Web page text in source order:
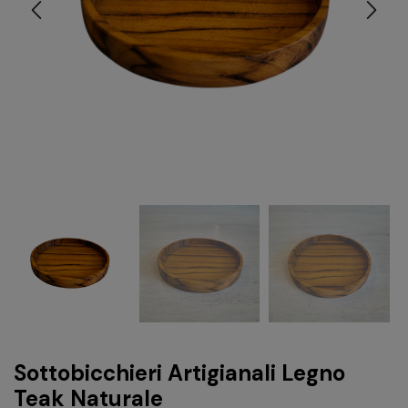
Sottobicchieri Artigianali Legno
Teak Naturale